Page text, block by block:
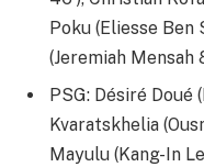
Poku (Eliesse Ben
(Jeremiah Mensah
PSG: Désiré Doué
Kvaratskhelia
Mayulu (Kang-In